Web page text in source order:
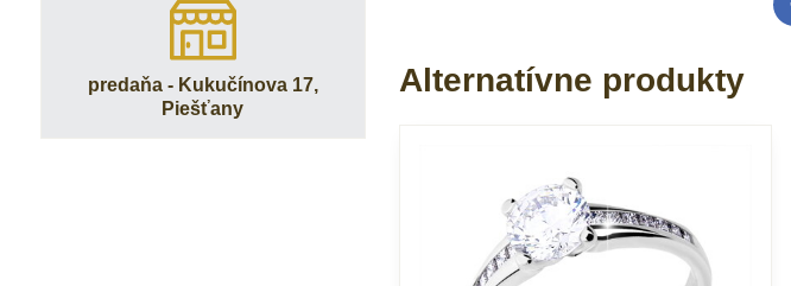
Alternatívne produkty
predaňa - Kukučínova 17,
Piešťany